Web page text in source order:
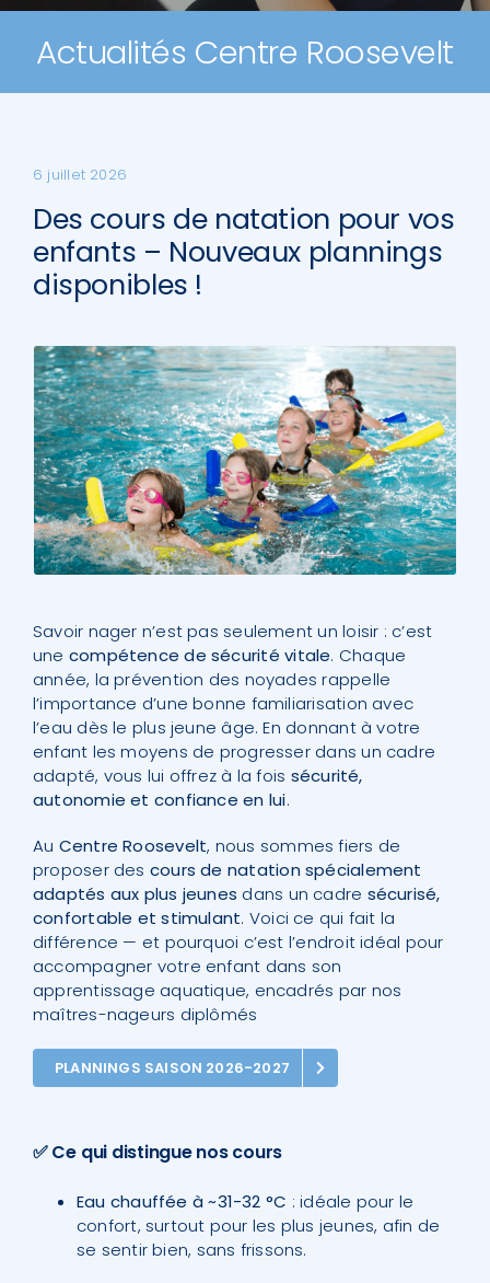
Contact
Actualités Centre Roosevelt
6 juillet 2026
Des cours de natation pour vos
enfants – Nouveaux plannings
disponibles !
Savoir nager n’est pas seulement un loisir : c’est
une compétence de sécurité vitale. Chaque
année, la prévention des noyades rappelle
l’importance d’une bonne familiarisation avec
l’eau dès le plus jeune âge. En donnant à votre
enfant les moyens de progresser dans un cadre
adapté, vous lui offrez à la fois sécurité,
autonomie et confiance en lui.
Au Centre Roosevelt, nous sommes fiers de
proposer des cours de natation spécialement
adaptés aux plus jeunes dans un cadre sécurisé,
confortable et stimulant. Voici ce qui fait la
différence — et pourquoi c’est l’endroit idéal pour
accompagner votre enfant dans son
apprentissage aquatique, encadrés par nos
maîtres-nageurs diplômés
PLANNINGS SAISON 2026-2027
✅ Ce qui distingue nos cours
Eau chauffée à ~31-32 °C : idéale pour le
confort, surtout pour les plus jeunes, afin de
se sentir bien, sans frissons.